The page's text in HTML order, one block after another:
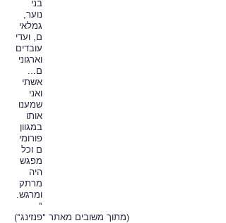
בני
נוער,
גמלאי
ם, ועדי
עובדים
וארגוני
ם...
אשתי
ואני
שמענו
אותו
במגוון
פורומי
ם וכל
מפגש
היה
מרתק
ומרגש.
"
(מתוך משובים מאתר "פנזינג")